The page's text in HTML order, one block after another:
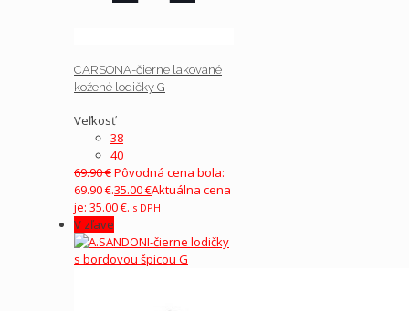
CARSONA-čierne lakované
kožené lodičky G
Veľkosť
38
40
69.90€Pôvodná cena bola:
69.90 €.35.00€Aktuálna cena
je: 35.00 €. s DPH
V zľave